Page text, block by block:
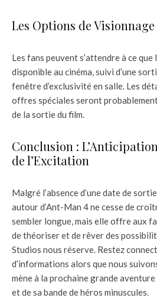
Les Options de Visionnage
Les fans peuvent s’attendre à ce
disponible au cinéma, suivi d’une
fenêtre d’exclusivité en salle. Les
offres spéciales seront
de la sortie du film.
Conclusion :
de l’Excitation
Malgré l’absence d’une date de
autour d’Ant-Man 4 ne cesse de
sembler longue, mais elle offre aux
de théoriser et de rêver des
Studios nous réserve. Restez
d’informations alors que nous
mène à la prochaine grande
et de sa bande de héros minuscules.